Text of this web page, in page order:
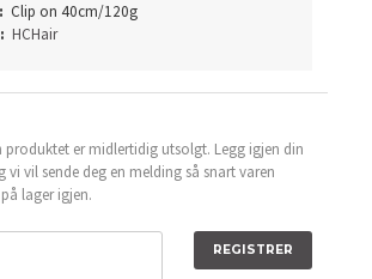
Clip on 40cm/120g
HCHair
produktet er midlertidig utsolgt. Legg igjen din
vi vil sende deg en melding så snart varen
lager igjen.
REGISTRER